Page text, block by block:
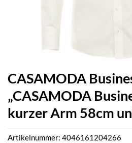
CASAMODA
„CASAMODA
kurzer Arm 58cm
Artikelnummer: 4046161204266